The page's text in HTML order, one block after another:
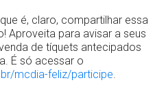
é, claro, compartilhar essa
Aproveita para avisar a seus
de tíquets antecipados
É só acessar o
mcdia-feliz/participe.